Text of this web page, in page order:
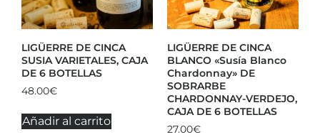
LIGÜERRE DE CINCA
SUSIA VARIETALES, CAJA
DE 6 BOTELLAS
48.00€
Añadir al carrito
LIGÜERRE DE CINCA
BLANCO «Susía Blanco
Chardonnay» DE
SOBRARBE
CHARDONNAY-VERDEJO,
CAJA DE 6 BOTELLAS
27.00€